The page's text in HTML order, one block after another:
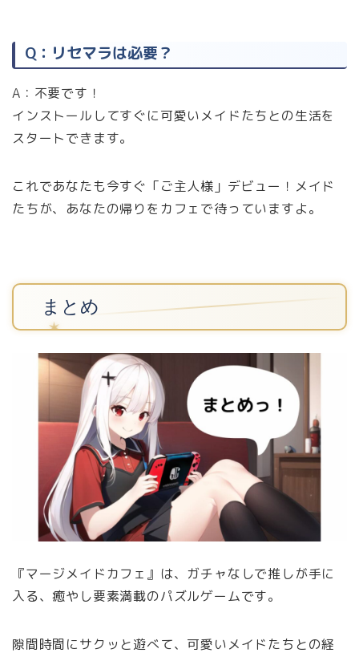
Q：リセマラは必要？
A：不要です！
インストールしてすぐに可愛いメイドたちとの生活を
スタートできます。
これであなたも今すぐ「ご主人様」デビュー！メイド
たちが、あなたの帰りをカフェで待っていますよ。
まとめ
『マージメイドカフェ』は、ガチャなしで推しが手に
入る、癒やし要素満載のパズルゲームです。
隙間時間にサクッと遊べて、可愛いメイドたちとの経